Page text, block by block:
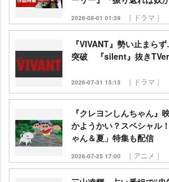
2026-08-01 01:39 ｜ドラマ｜
『VIVANT』勢い止まら
突破 『silent』抜き
2026-07-31 15:15 ｜ドラマ｜
『クレヨンしんちゃん』
かようかい？スペシャル
ゃん＆夏」特集も配信
2026-07-25 17:00 ｜アニメ｜